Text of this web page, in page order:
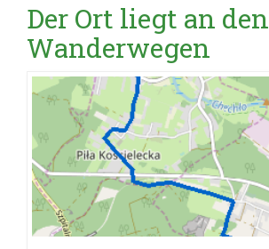
Der Ort liegt an den
Wanderwegen